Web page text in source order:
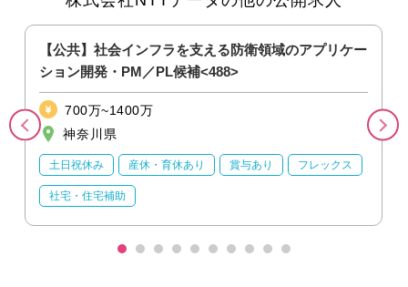
【公共】社会インフラを支える防衛領域のアプリケー
ション開発・PM／PL候補<488>
700万~1400万
神奈川県
土日祝休み 産休・育休あり 賞与あり フレックス
社宅・住宅補助